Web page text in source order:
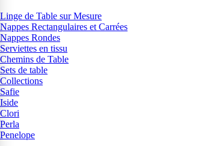
Linge de Table sur Mesure
Nappes Rectangulaires et Carrées
Nappes Rondes
Serviettes en tissu
Chemins de Table
Sets de table
Collections
Safie
Iside
Clori
Perla
Penelope